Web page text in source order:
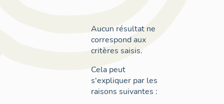
Aucun résultat ne
correspond aux
critères saisis.
Cela peut
s'expliquer par les
raisons suivantes :